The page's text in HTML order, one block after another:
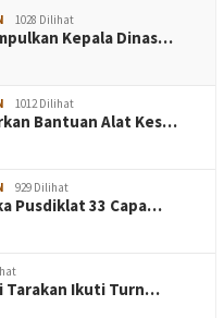
1028 Dilihat
Kepala Dinas…
1012 Dilihat
Bantuan Alat Kes…
929 Dilihat
Pusdiklat 33 Capa…
Tarakan Ikuti Turn…